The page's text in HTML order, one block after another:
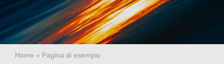
Sostenibilità
Certificazioni
Home » Pagina di esempio